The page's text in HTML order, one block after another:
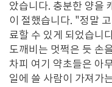
았습니다. 충분한 양을
이 절했습니다. "정말
료할 수 있게 되었습니
도깨비는 멋쩍은 듯 손
차피 여기 약초들은 아
일에 쓸 사람이 가져가